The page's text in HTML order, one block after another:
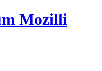
Mozilli